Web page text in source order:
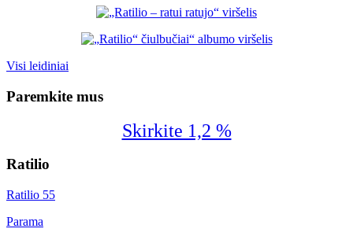
Visi leidiniai
Paremkite mus
Skirkite 1,2 %
Ratilio
Ratilio 55
Parama